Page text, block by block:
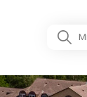
Search